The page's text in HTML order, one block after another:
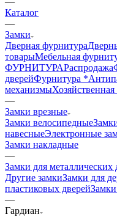
Каталог
—
Замки
Дверная фурнитура
товарыМебельная
ФУРНИТУРАРаспродажа
дверейФурнитура
механизмыХозяйственная
—
Замки врезные
Замки велосипедные
навесныеЭлектронные
Замки накладные
—
Замки для металлических
Другие замкиЗамки для
пластиковых дверей
—
Гардиан